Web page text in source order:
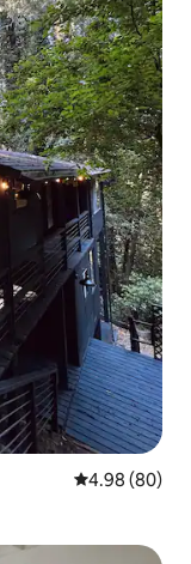
평점 4.98점(5
4.98 (80)